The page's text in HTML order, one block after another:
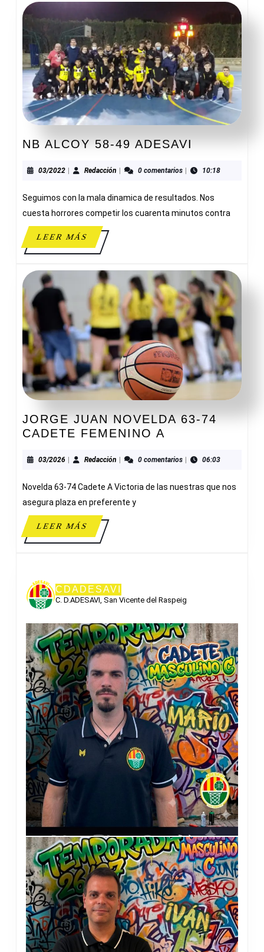
NB ALCOY 58-49 ADESAVI
58-
ADESAVI
03/202203/2022Redacción Redacción0 comentarios 10:18
Seguimos con la mala dinamica de resultados. Nos
cuesta horrores competir los cuarenta minutos contra
LEER MÁSLEER
MÁS
JORGE JUAN NOVELDA 63-74
CADETE FEMENINO A
NOVELDA
74
03/202603/2026
| Redacción Redacción
| 0 comentarios | 06:03
Novelda 63-74 Cadete A Victoria de las nuestras que nos
asegura plaza en preferente y
LEER MÁSLEER
MÁS
CDADESAVI
C. D.ADESAVI, San Vicente del Raspeig